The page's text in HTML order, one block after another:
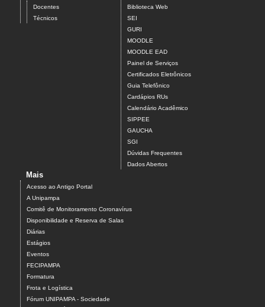
Docentes
Técnicos
Biblioteca Web
SEI
GURI
MOODLE
MOODLE EAD
Painel de Serviços
Certificados Eletrônicos
Guia Telefônico
Cardápios RUs
Calendário Acadêmico
SIPPEE
GAUCHA
SGI
Dúvidas Frequentes
Dados Abertos
Mais
Acesso ao Antigo Portal
A Unipampa
Comitê de Monitoramento Coronavírus
Disponibilidade e Reserva de Salas
Diárias
Estágios
Eventos
FECIPAMPA
Formatura
Frota e Logística
Fórum UNIPAMPA - Sociedade